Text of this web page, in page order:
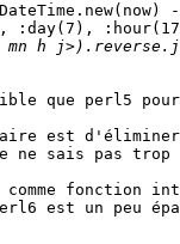
-
:day(7),
que perl5
est
sais pas
fonction
est un peu